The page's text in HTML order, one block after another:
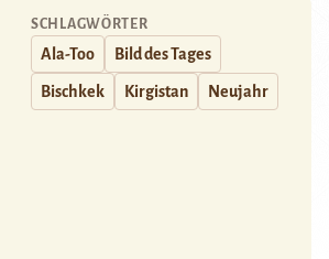
SCHLAGWÖRTER
Ala-Too Bild des Tages
Bischkek Kirgistan Neujahr